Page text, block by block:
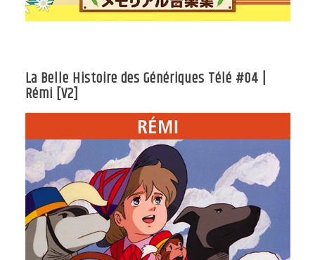
La Belle Histoire des Génériques Télé #04 |
Rémi [V2]